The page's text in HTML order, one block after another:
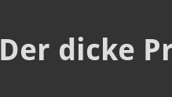
Der dicke